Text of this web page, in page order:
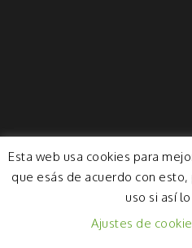
Esta web usa cookies para
que esás de acuerdo con
uso si así
Ajustes de